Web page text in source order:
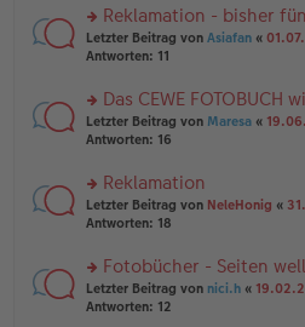
g
e
n
er
tr
a
g
n
g
el
e
n
er
tr
a
g
rs
te
n
g
el
e
n
er
tr
a
g
Reklamation - bisher
Letzter Beitrag von Asiafan «
Antworten: 11
rs
te
n
g
el
e
n
er
Das CEWE FOTOBUCH
Letzter Beitrag von Maresa «
Antworten: 16
rs
te
n
g
el
Reklamation
Letzter Beitrag von NeleHonig «
Antworten: 18
rs
te
Fotobücher - Seiten
Letzter Beitrag von nici.h «
Antworten: 12